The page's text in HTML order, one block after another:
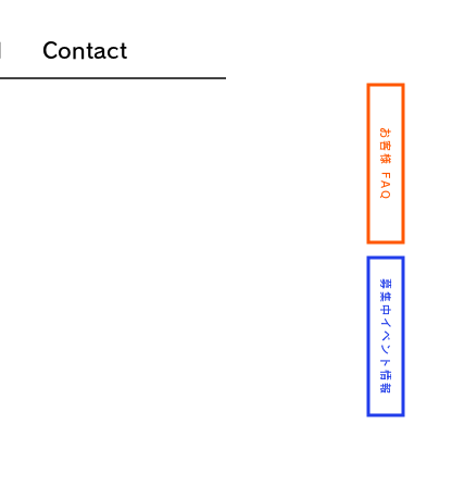
募集中イベント情報
お客様 FAQ
Contact